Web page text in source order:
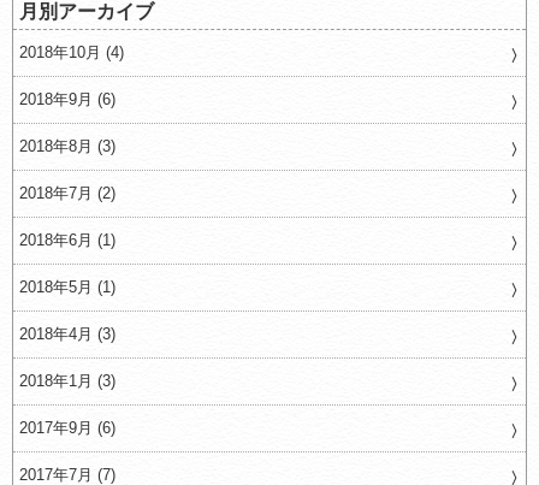
月別アーカイブ
2018年10月 (4)
2018年9月 (6)
2018年8月 (3)
2018年7月 (2)
2018年6月 (1)
2018年5月 (1)
2018年4月 (3)
2018年1月 (3)
2017年9月 (6)
2017年7月 (7)